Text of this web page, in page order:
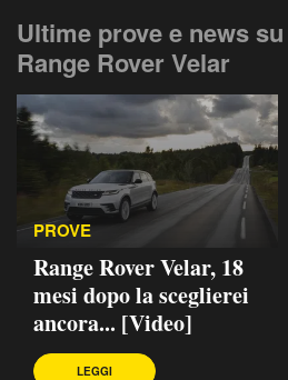
Ultime prove e news
Range Rover Velar
PROVE
Range Rover Velar, 18
mesi dopo la sceglierei
ancora... [Video]
LEGGI